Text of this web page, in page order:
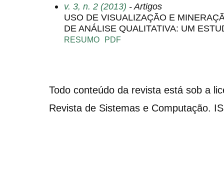
v. 3, n. 2 (2013) - Artigos
USO DE VISUALIZAÇÃO E
DE ANÁLISE QUALITATIVA: UM
RESUMO PDF
Todo conteúdo da revista está sob a
Revista de Sistemas e Computação.